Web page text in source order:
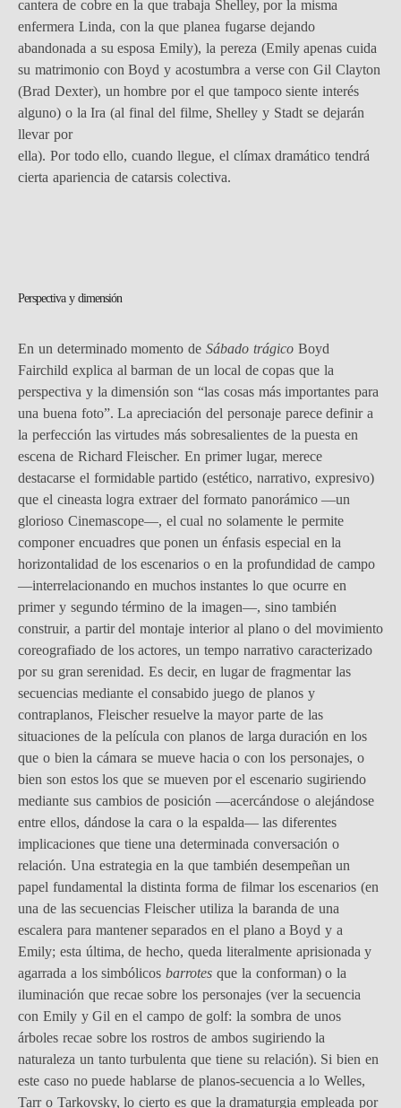
cantera de cobre en la que trabaja Shelley, por la misma
enfermera Linda, con la que planea fugarse dejando
abandonada a su esposa Emily), la pereza (Emily apenas cuida
su matrimonio con Boyd y acostumbra a verse con Gil Clayton
(Brad Dexter), un hombre por el que tampoco siente interés
alguno) o la Ira (al final del filme, Shelley y Stadt se dejarán
llevar por
ella). Por todo ello, cuando llegue, el clímax dramático tendrá
cierta apariencia de catarsis colectiva.
Perspectiva y dimensión
En un determinado momento de Sábado trágicoBoyd
Fairchild explica al barman de un local de copas que la
perspectiva y la dimensión son “las cosas más importantes para
una buena foto”. La apreciación del personaje parece definir a
la perfección las virtudes más sobresalientes de la puesta en
escena de Richard Fleischer. En primer lugar, merece
destacarse el formidable partido (estético, narrativo, expresivo)
que el cineasta logra extraer del formato panorámico —un
glorioso Cinemascope—, el cual no solamente le permite
componer encuadres que ponen un énfasis especial en la
horizontalidad de los escenarios o en la profundidad de campo
—interrelacionando en muchos instantes lo que ocurre en
primer y segundo término de la imagen—, sino también
construir, a partir del montaje interior al plano o del movimiento
coreografiado de los actores, un tempo narrativo caracterizado
por su gran serenidad. Es decir, en lugar de fragmentar las
secuencias mediante el consabido juego de planos y
contraplanos, Fleischer resuelve la mayor parte de las
situaciones de la película con planos de larga duración en los
que o bien la cámara se mueve hacia o con los personajes, o
bien son estos los que se mueven por el escenario sugiriendo
mediante sus cambios de posición —acercándose o alejándose
entre ellos, dándose la cara o la espalda— las diferentes
implicaciones que tiene una determinada conversación o
relación. Una estrategia en la que también desempeñan un
papel fundamental la distinta forma de filmar los escenarios (en
una de las secuencias Fleischer utiliza la baranda de una
escalera para mantener separados en el plano a Boyd y a
Emily; esta última, de hecho, queda literalmente aprisionada y
agarrada a los simbólicosbarrotes que la conforman) o la
iluminación que recae sobre los personajes (ver la secuencia
con Emily y Gil en el campo de golf: la sombra de unos
árboles recae sobre los rostros de ambos sugiriendo la
naturaleza un tanto turbulenta que tiene su relación). Si bien en
este caso no puede hablarse de planos-secuencia a lo Welles,
Tarr o Tarkovsky, lo cierto es que la dramaturgia empleada por